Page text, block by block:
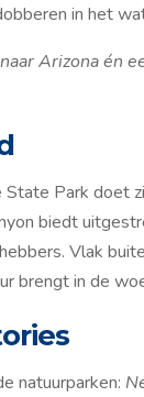
in het
Arizona én
Park doet
biedt
Vlak
brengt in de
natuurparken: